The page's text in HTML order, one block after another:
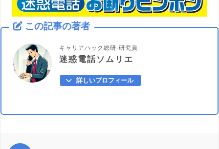
この記事の著者
キャリアハック総研-研究員
迷惑電話ソムリエ
詳しいプロフィール